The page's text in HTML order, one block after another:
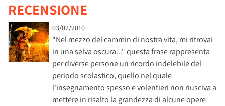
RECENSIONE
03/02/2010
"Nel mezzo del cammin di nostra vita, mi ritrovai
in una selva oscura..." questa frase rappresenta
per diverse persone un ricordo indelebile del
periodo scolastico, quello nel quale
l'insegnamento spesso e volentieri non riusciva a
mettere in risalto la grandezza di alcune opere